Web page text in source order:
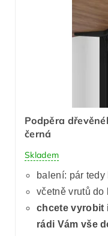
Podpěra
černá
Skladem
balení: pár
včetně vrutů do
chcete vyrobit
rádi Vám vše